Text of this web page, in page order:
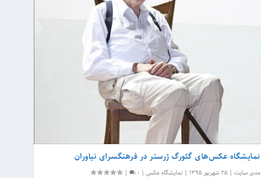
نمایشگاه عکس‌های گئورگ ژرستر در فرهنگسرای نیاوران
مدیر سایت |25 شهریور 1395 |نمایشگاه عکس |
0
|